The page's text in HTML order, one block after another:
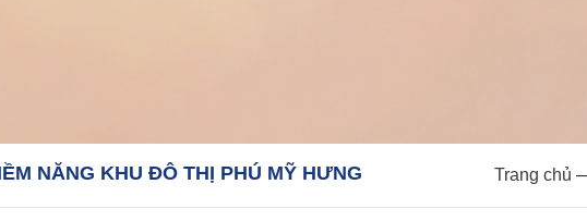
NĂNG KHU ĐÔ THỊ PHÚ MỸ HƯNG Trang chủ